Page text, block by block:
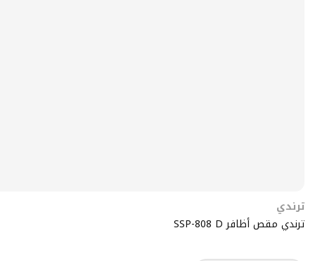
ترندي
ترندي مقص أظافر SSP-808 D